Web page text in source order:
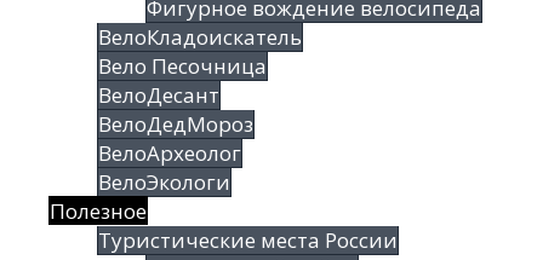
Фигурное вождение велосипеда
ВелоКладоискатель
Вело Песочница
ВелоДесант
ВелоДедМороз
ВелоАрхеолог
ВелоЭкологи
Полезное
Туристические места России